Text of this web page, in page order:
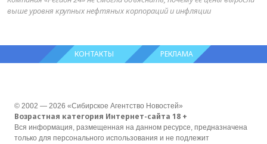
выше уровня крупных нефтяных корпораций и инфляции
КОНТАКТЫ РЕКЛАМА
© 2002 — 2026 «Сибирское Агентство Новостей»
Возрастная категория Интернет-сайта 18 +
Вся информация, размещенная на данном ресурсе, предназначена
только для персонального использования и не подлежит